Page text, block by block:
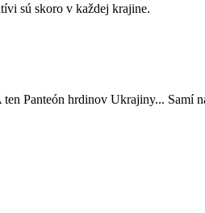
sú skoro v každej krajine.
Panteón hrdinov Ukrajiny...